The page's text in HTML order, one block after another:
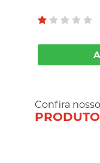
Confira